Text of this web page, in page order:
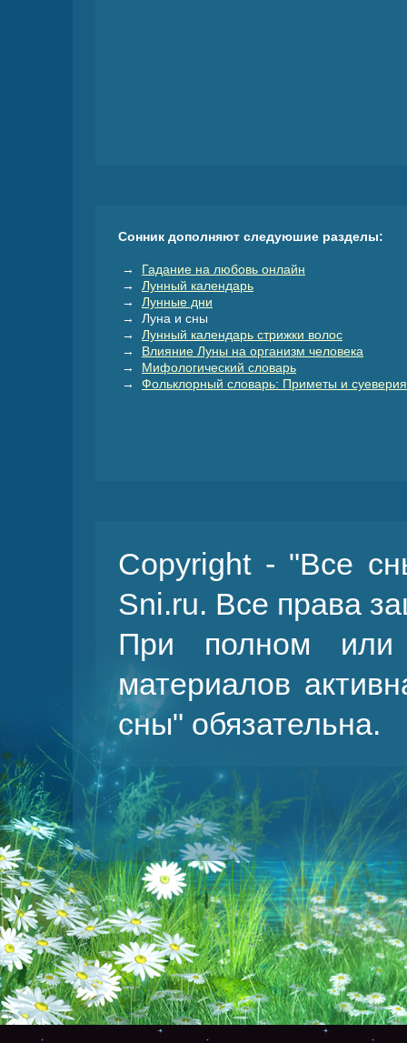
Сонник дополняют следуюшие разделы:
→ Гадание на любовь онлайн
→ Лунный календарь
→ Лунные дни
→ Луна и сны
→ Лунный календарь стрижки волос
→ Влияние Луны на организм человека
→ Мифологический словарь
→ Фольклорный словарь: Приметы и суеверия
Copyright - "Все
Sni.ru. Все права
При полном или
материалов
сны" обязательна.